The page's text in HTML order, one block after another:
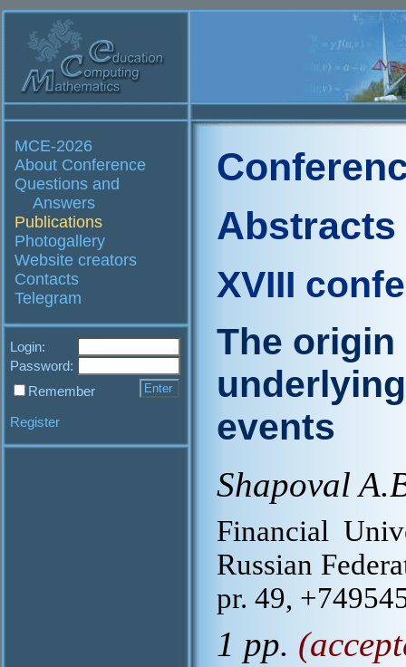
MCE-2026
About Conference
Questions and
Answers
Publications
Photogallery
Website creators
Contacts
Telegram
Login:
Password:
Remember
Register
Abstracts
XVIII
The
events
Shapoval
Financial
Russian
pr. 49,
1 pp.